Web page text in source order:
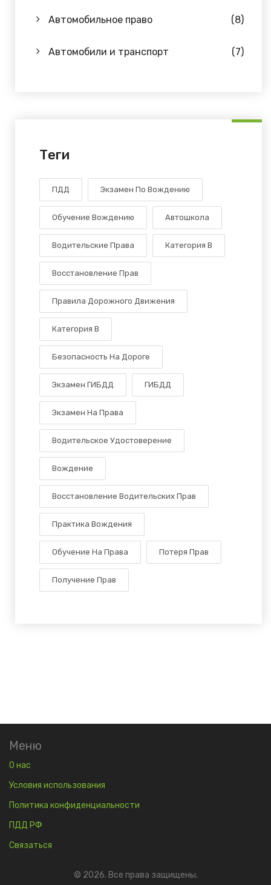
Автомобильное право (8)
Автомобили и транспорт (7)
Теги
ПДД Экзамен По Вождению
Обучение Вождению Автошкола
Водительские Права Категория В
Восстановление Прав
Правила Дорожного Движения
Категория B
Безопасность На Дороге
Экзамен ГИБДД ГИБДД
Экзамен На Права
Водительское Удостоверение
Вождение
Восстановление Водительских Прав
Практика Вождения
Обучение На Права Потеря Прав
Получение Прав
Меню
О нас
Условия использования
Политика конфиденциальности
ПДД РФ
Связаться
© 2026. Все права защищены.